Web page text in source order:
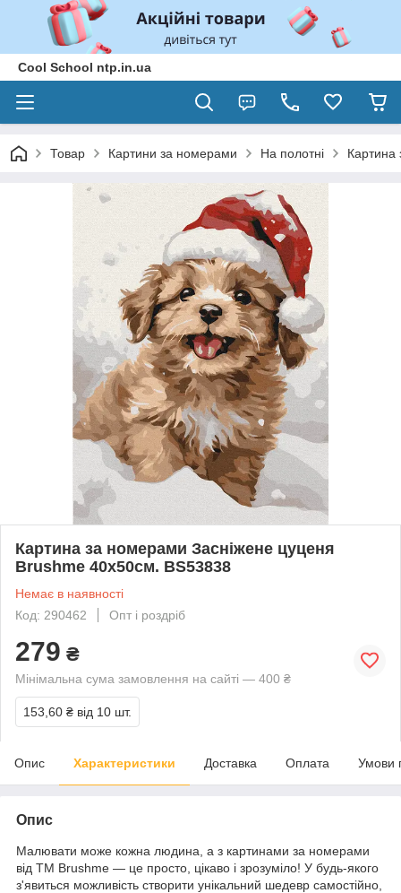
Cool School ntp.in.ua
Товар Картини за номерами На полотні Картина
Картина за номерами Засніжене цуценя
Brushme 40х50см. BS53838
Немає в наявності
Код: 290462
Опт і роздріб
279 ₴
Мінімальна сума замовлення на сайті — 400 ₴
153,60 ₴ від 10 шт.
Опис Характеристики Доставка Оплата Умови
Опис
Малювати може кожна людина, а з картинами за номерами
від ТМ Brushme — це просто, цікаво і зрозуміло! У будь-якого
з'явиться можливість створити унікальний шедевр самостійно,